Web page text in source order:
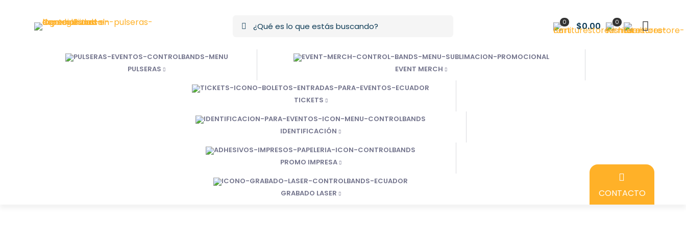
0 $0.00 0
PULSERAS EVENT MERCH
TICKETS
IDENTIFICACIÓN
PROMO IMPRESA
GRABADO LASER CONTACTO